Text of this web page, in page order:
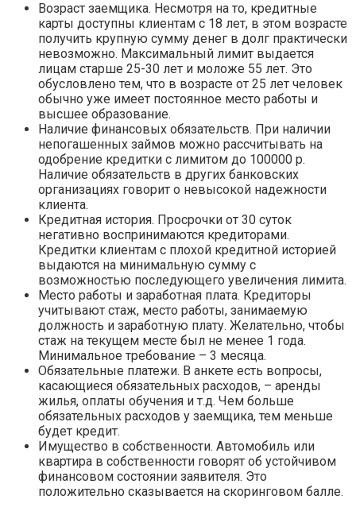
Возраст заемщика. Несмотря на то, кредитные
карты доступны клиентам с 18 лет, в этом возрасте
получить крупную сумму денег в долг практически
невозможно. Максимальный лимит выдается
лицам старше 25-30 лет и моложе 55 лет. Это
обусловлено тем, что в возрасте от 25 лет человек
обычно уже имеет постоянное место работы и
высшее образование.
Наличие финансовых обязательств. При наличии
непогашенных займов можно рассчитывать на
одобрение кредитки с лимитом до 100000 р.
Наличие обязательств в других банковских
организациях говорит о невысокой надежности
клиента.
Кредитная история. Просрочки от 30 суток
негативно воспринимаются кредиторами.
Кредитки клиентам с плохой кредитной историей
выдаются на минимальную сумму с
возможностью последующего увеличения лимита.
Место работы и заработная плата. Кредиторы
учитывают стаж, место работы, занимаемую
должность и заработную плату. Желательно, чтобы
стаж на текущем месте был не менее 1 года.
Минимальное требование – 3 месяца.
Обязательные платежи. В анкете есть вопросы,
касающиеся обязательных расходов, – аренды
жилья, оплаты обучения и т.д. Чем больше
обязательных расходов у заемщика, тем меньше
будет кредит.
Имущество в собственности. Автомобиль или
квартира в собственности говорят об устойчивом
финансовом состоянии заявителя. Это
положительно сказывается на скоринговом балле.